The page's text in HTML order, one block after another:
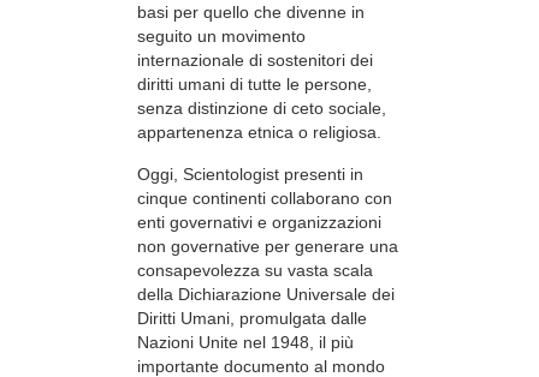
basi per quello che divenne in
seguito un movimento
internazionale di sostenitori dei
diritti umani di tutte le persone,
senza distinzione di ceto sociale,
appartenenza etnica o religiosa.
Oggi, Scientologist presenti in
cinque continenti collaborano con
enti governativi e organizzazioni
non governative per generare una
consapevolezza su vasta scala
della Dichiarazione Universale dei
Diritti Umani, promulgata dalle
Nazioni Unite nel 1948, il più
importante documento al mondo